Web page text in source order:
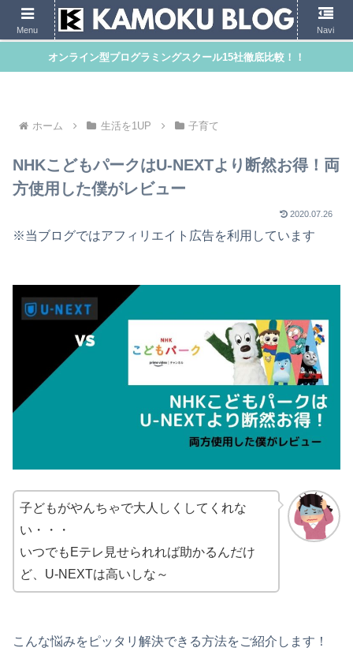
オンライン型プログラミングスクール15社徹底比較！！
ホーム 生活を1UP 子育て
NHKこどもパークはU-NEXTより断然お得！両
方使用した僕がレビュー
2020.07.26
※当ブログではアフィリエイト広告を利用しています
子どもがやんちゃで大人しくしてくれな
い・・・
いつでもEテレ見せられれば助かるんだけ
ど、U-NEXTは高いしな～
こんな悩みをピッタリ解決できる方法をご紹介します！
Menu Navi